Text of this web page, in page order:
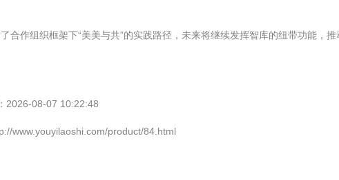
作组织框架下“美美与共”的实践路径，未来将继续发挥智库的纽带功能，
2026-08-07 10:22:48
www.youyilaoshi.com/product/84.html